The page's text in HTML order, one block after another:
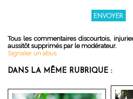
Tous les commentaires discourtois,
aussitôt supprimés par le modérateur.
Signaler un abus
DANS LA MÊME RUBRIQUE :